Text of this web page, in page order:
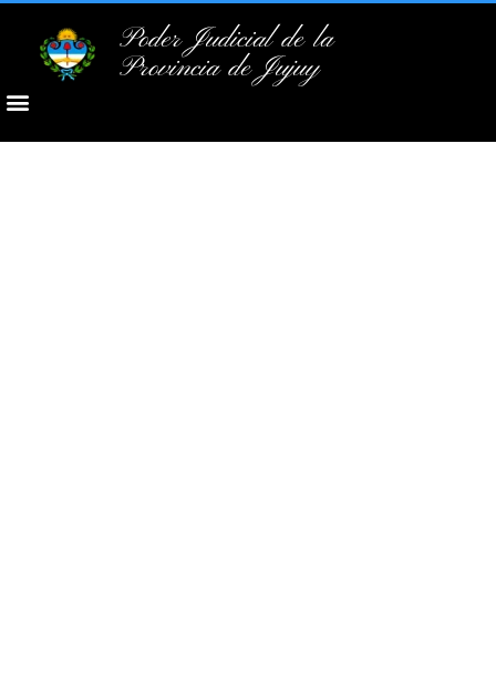
Poder Judicial de la
Provincia de Jujuy